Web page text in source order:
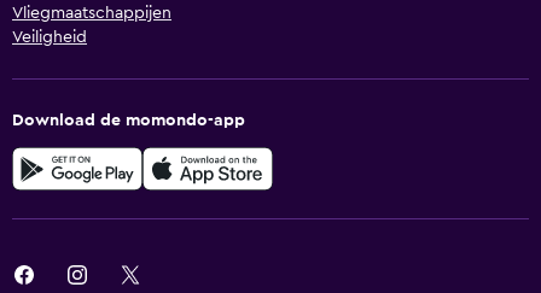
Vliegmaatschappijen
Veiligheid
Download de momondo-app